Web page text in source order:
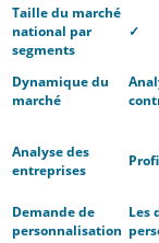
Taille du marché
national par
segments
✓
Dynamique du
marché
Analyse des
entreprises
Demande de
personnalisation
Les